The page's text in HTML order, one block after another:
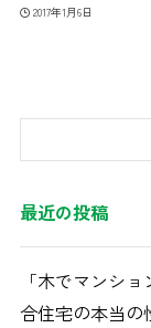
2017年1月6日
最近の投稿
「木でマンシ
合住宅の本当の